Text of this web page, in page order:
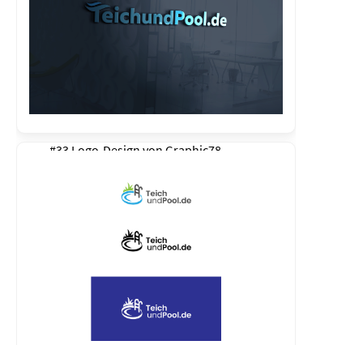
#33 Logo-Design von Graphic78